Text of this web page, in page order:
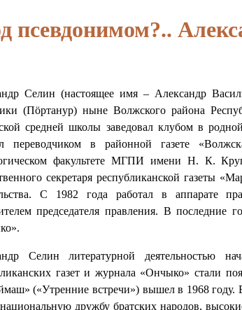
псевдонимом?..
Селин (настоящее имя – Александр
(Пӧртанур) ныне Волжского района
средней школы заведовал клубом в
переводчиком в районной газете
факультете МГПИ имени Н. К.
секретаря республиканской газеты
С 1982 года работал в аппарате
председателя правления. В последние
Селин литературной деятельностью
газет и журнала «Ончыко» стали
(«Утренние встречи») вышел в 1968
дружбу братских народов,